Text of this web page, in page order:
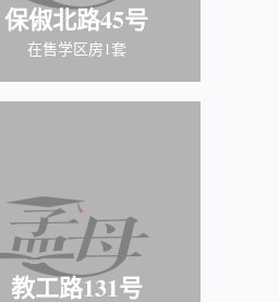
保俶北路45号
在售学区房1套
教工路131号